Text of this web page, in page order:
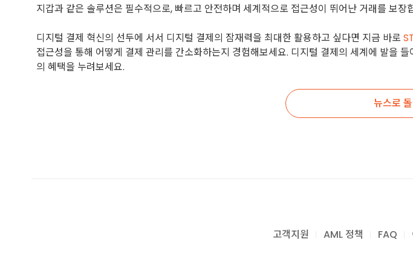
지갑과 같은 솔루션은 필수적으로, 빠르고 안전하며 세계적으로 접근성이 뛰어난 거래를 보장
디지털 결제 혁신의 선두에 서서 디지털 결제의 잠재력을 최대한 활용하고 싶다면 지금 바로
접근성을 통해 어떻게 결제 관리를 간소화하는지 경험해보세요. 디지털 결제의 세계에 발을
의 혜택을 누려보세요.
뉴스로
고객지원 AML 정책 FAQ